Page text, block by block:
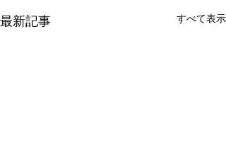
最新記事 すべて表示